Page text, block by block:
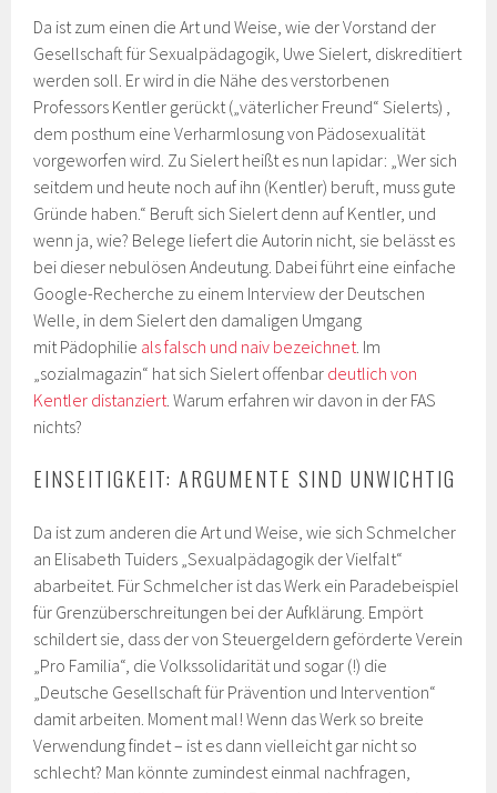
Da ist zum einen die Art und Weise, wie der Vorstand der
Gesellschaft für Sexualpädagogik, Uwe Sielert, diskreditiert
werden soll. Er wird in die Nähe des verstorbenen
Professors Kentler gerückt („väterlicher Freund“ Sielerts) ,
dem posthum eine Verharmlosung von Pädosexualität
vorgeworfen wird. Zu Sielert heißt es nun lapidar: „Wer sich
seitdem und heute noch auf ihn (Kentler) beruft, muss gute
Gründe haben.“ Beruft sich Sielert denn auf Kentler, und
wenn ja, wie? Belege liefert die Autorin nicht, sie belässt es
bei dieser nebulösen Andeutung. Dabei führt eine einfache
Google-Recherche zu einem Interview der Deutschen
Welle, in dem Sielert den damaligen Umgang
mit Pädophilie als falsch und naiv bezeichnet . Im
„sozialmagazin“ hat sich Sielert offenbar deutlich von
Kentler distanziert . Warum erfahren wir davon in der FAS
nichts?
EINSEITIGKEIT: ARGUMENTE SIND UNWICHTIG
Da ist zum anderen die Art und Weise, wie sich Schmelcher
an Elisabeth Tuiders „Sexualpädagogik der Vielfalt“
abarbeitet. Für Schmelcher ist das Werk ein Paradebeispiel
für Grenzüberschreitungen bei der Aufklärung. Empört
schildert sie, dass der von Steuergeldern geförderte Verein
„Pro Familia“, die Volkssolidarität und sogar (!) die
„Deutsche Gesellschaft für Prävention und Intervention“
damit arbeiten. Moment mal! Wenn das Werk so breite
Verwendung findet – ist es dann vielleicht gar nicht so
schlecht? Man könnte zumindest einmal nachfragen,